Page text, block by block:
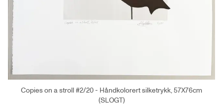
Copies on a stroll #2/20 - Håndkolorert silketrykk, 57X76cm
(SLOGT)